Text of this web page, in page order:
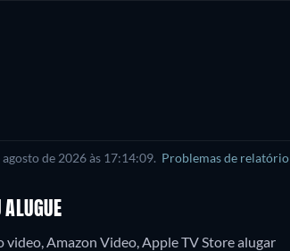
de 2026 às 17:14:09. Problemas de relatório
Amazon Video, Apple TV Store alugar